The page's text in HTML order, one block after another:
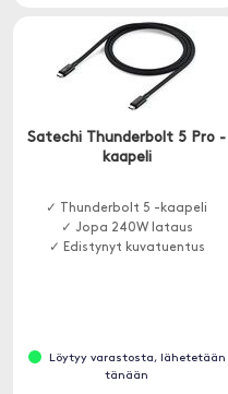
Satechi Thunderbolt 5 Pro -
kaapeli
✓ Thunderbolt 5 -kaapeli
✓ Jopa 240W lataus
✓ Edistynyt kuvatuentus
Löytyy varastosta, lähetetään
tänään